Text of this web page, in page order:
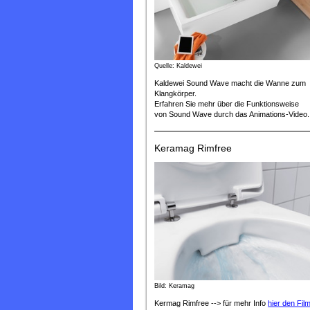
Quelle: Kaldewei
Kaldewei Sound Wave macht die Wanne zum
Klangkörper.
Erfahren Sie mehr über die Funktionsweise
von Sound Wave durch das Animations-Video.
Keramag Rimfree
Bild: Keramag
Kermag Rimfree --> für mehr Info hier den Film